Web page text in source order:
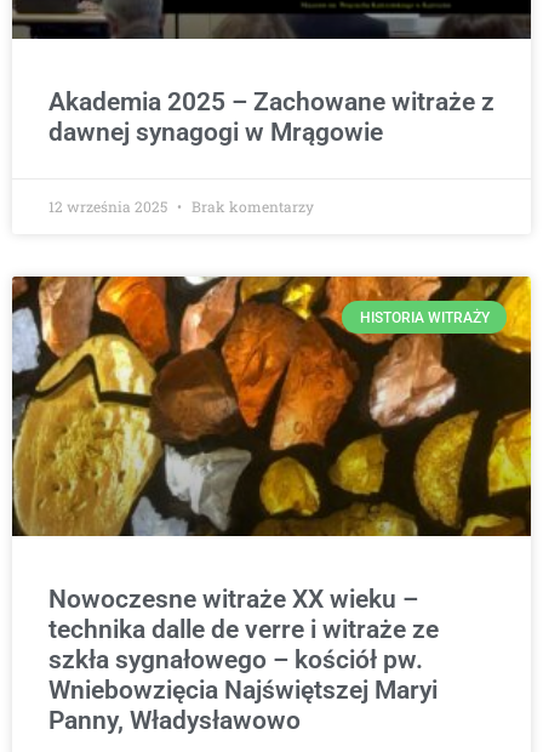
Akademia 2025 – Zachowane witraże z
dawnej synagogi w Mrągowie
12 września 2025 Brak komentarzy
HISTORIA WITRAŻY
Nowoczesne witraże XX wieku –
technika dalle de verre i witraże ze
szkła sygnałowego – kościół pw.
Wniebowzięcia Najświętszej Maryi
Panny, Władysławowo